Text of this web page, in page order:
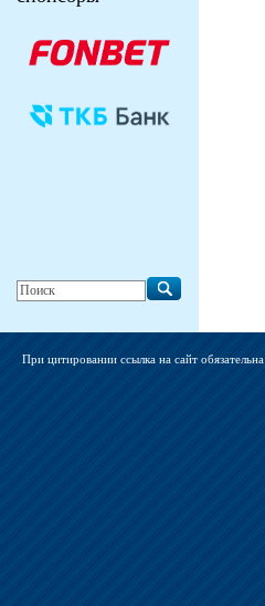
При цитировании ссылка на сайт обязательна